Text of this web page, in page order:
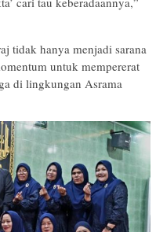
tidak hanya menjadi sarana
untuk mempererat
di lingkungan Asrama